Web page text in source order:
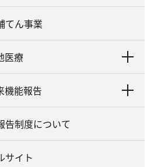
てん事業
医療
機能報告
告制度について
サイト